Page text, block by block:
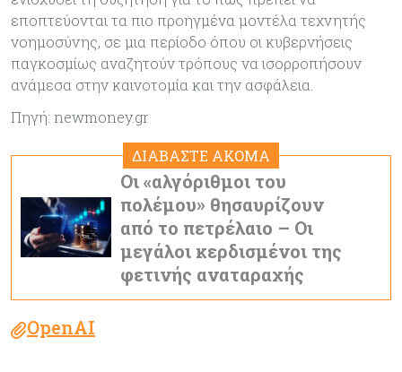
εποπτεύονται τα πιο προηγμένα μοντέλα τεχνητής
νοημοσύνης, σε μια περίοδο όπου οι κυβερνήσεις
παγκοσμίως αναζητούν τρόπους να ισορροπήσουν
ανάμεσα στην καινοτομία και την ασφάλεια.
Πηγή: newmoney.gr
ΔΙΑΒΑΣΤΕ ΑΚΟΜΑ
Οι «αλγόριθμοι του
πολέμου» θησαυρίζουν
από το πετρέλαιο – Οι
μεγάλοι κερδισμένοι της
φετινής αναταραχής
OpenAI